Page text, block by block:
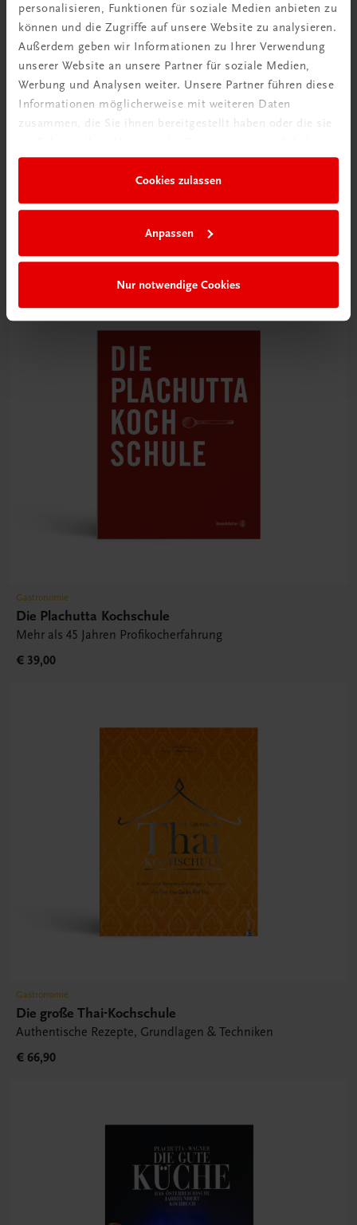
personalisieren, Funktionen für soziale Medien anbieten zu
können und die Zugriffe auf unsere Website zu analysieren.
Außerdem geben wir Informationen zu Ihrer Verwendung
unserer Website an unsere Partner für soziale Medien,
Werbung und Analysen weiter. Unsere Partner führen diese
Informationen möglicherweise mit weiteren Daten
zusammen, die Sie ihnen bereitgestellt haben oder die sie
Cookies zulassen
Anpassen
Nur notwendige Cookies
Gastronomie
€ 99,00
Gastronomie
Die Plachutta Kochschule
Mehr als 45 Jahren Profikocherfahrung
€ 39,00
Gastronomie
Die große Thai-Kochschule
Authentische Rezepte, Grundlagen & Techniken
€ 66,90